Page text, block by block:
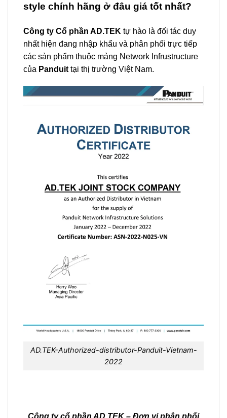
style chính hãng ở đâu giá tốt nhất?
Công ty Cổ phần AD.TEK tự hào là đối tác duy
nhất hiện đang nhập khẩu và phân phối trực tiếp
các sản phẩm thuộc mảng Network Infrustructure
của Panduit tại thị trường Việt Nam.
AD.TEK-Authorized-distributor-Panduit-Vietnam-
2022
Công ty cổ phần AD.TEK – Đơn vị phân phối